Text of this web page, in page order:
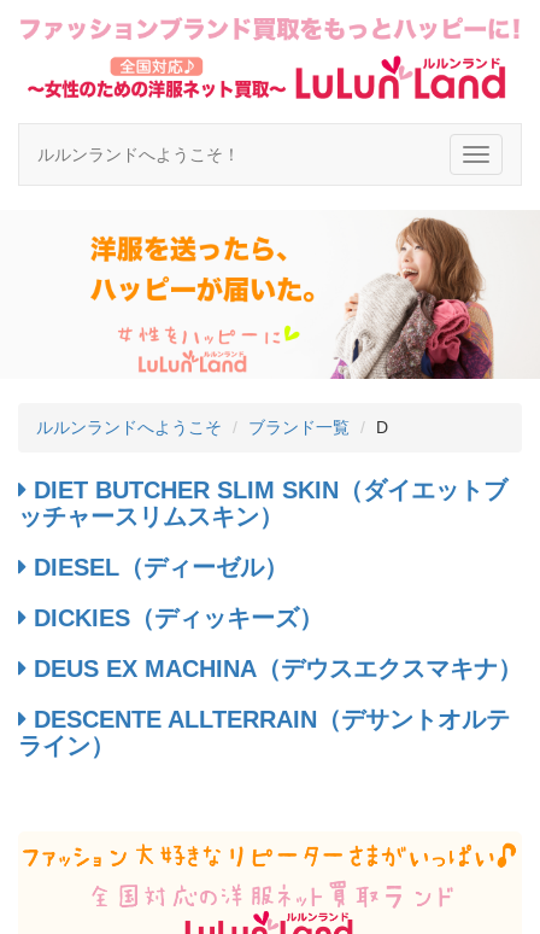
ルルンランドへようこそ！
ルルンランドへようこそ ブランド一覧 D
DIET BUTCHER SLIM SKIN（ダイエットブ
ッチャースリムスキン）
DIESEL（ディーゼル）
DICKIES（ディッキーズ）
DEUS EX MACHINA（デウスエクスマキナ）
DESCENTE ALLTERRAIN（デサントオルテ
ライン）